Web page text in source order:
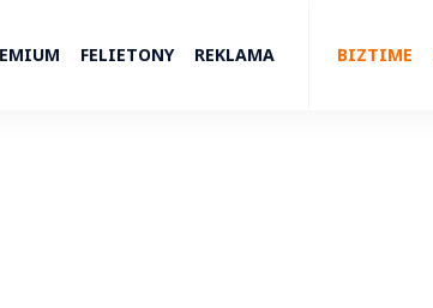
FELIETONY REKLAMA BIZTIME